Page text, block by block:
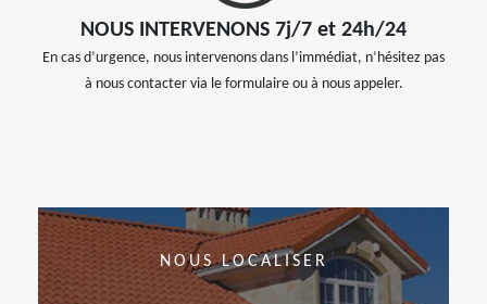
NOUS INTERVENONS 7j/7 et 24h/24
En cas d’urgence, nous intervenons dans l’immédiat, n’hésitez pas
à nous contacter via le formulaire ou à nous appeler.
NOUS LOCALISER